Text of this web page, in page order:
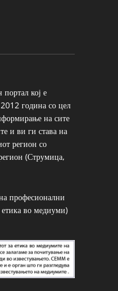
кој е
година со цел
на сите
и ви ги става на
регион со
(Струмица,
професионални
во медиуми)